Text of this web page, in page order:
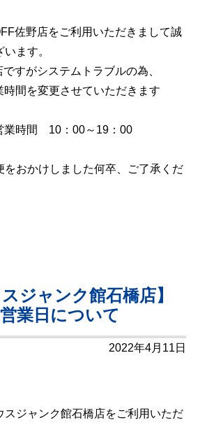
佐野店をご利用いただきまして誠
ます。
すがシステムトラブルの為、
時間を変更させていただきます
業時間 10：00～19：00
をおかけしました何卒、ご了承くだ
ジャンク館石橋店】
業日について
2022年4月11日
スジャンク館石橋店をご利用いただ